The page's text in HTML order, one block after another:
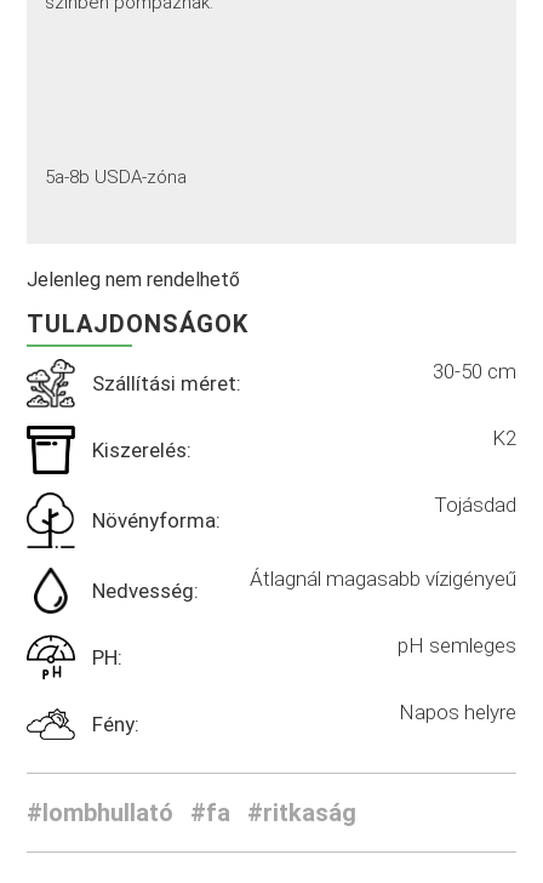
5a-8b USDA-zóna
Jelenleg nem rendelhető
TULAJDONSÁGOK
Szállítási méret: 30-50 cm
Kiszerelés: K2
Növényforma:
Tojásdad
Nedvesség: Átlagnál magasabb vízigényeű
PH: pH semleges
Fény: Napos helyre
#lombhullató #fa #ritkaság